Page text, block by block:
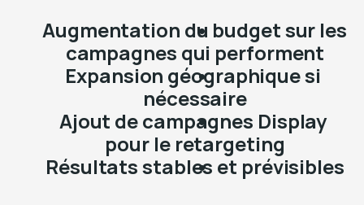
Augmentation du budget sur les
campagnes qui performent
Expansion géographique si
nécessaire
Ajout de campagnes Display
pour le retargeting
Résultats stables et prévisibles